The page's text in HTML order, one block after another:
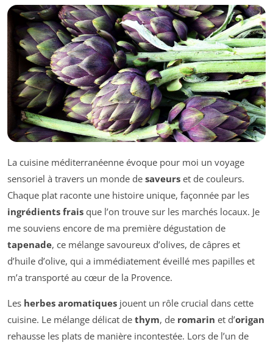
La cuisine méditerranéenne évoque pour moi un voyage
sensoriel à travers un monde de saveurs et de couleurs.
Chaque plat raconte une histoire unique, façonnée par les
ingrédients frais que l’on trouve sur les marchés locaux. Je
me souviens encore de ma première dégustation de
tapenade, ce mélange savoureux d’olives, de câpres et
d’huile d’olive, qui a immédiatement éveillé mes papilles et
m’a transporté au cœur de la Provence.
Les herbes aromatiques jouent un rôle crucial dans cette
cuisine. Le mélange délicat de thym, de romarin et d’origan
rehausse les plats de manière incontestée. Lors de l’un de